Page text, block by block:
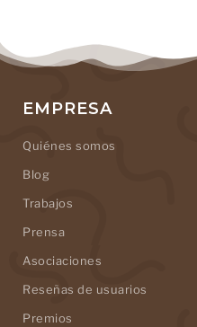
EMPRESA
Quiénes somos
Blog
Trabajos
Prensa
Asociaciones
Reseñas de usuarios
Premios